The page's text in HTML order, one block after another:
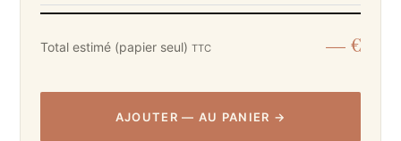
Total estimé (papier seul)TTC — €
AJOUTER— AU PANIER →